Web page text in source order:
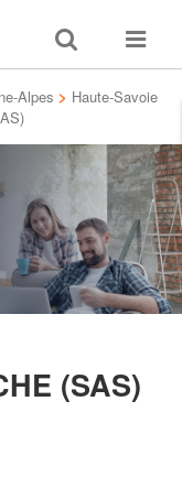
Toggle
search
Toggle
Alpes > Haute-Savoie
(SAS)